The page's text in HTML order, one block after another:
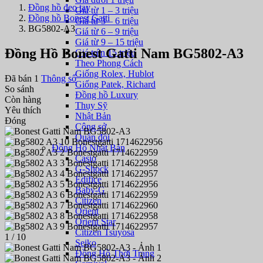
Giá từ 1 – 3 triệu
Giá từ 3 – 6 triệu
Giá từ 6 – 9 triệu
Giá từ 9 – 15 triệu
Giá trên 15 triệu
Theo Phong Cách
Giống Rolex, Hublot
Giống Patek, Richard
Đồng hồ Luxury
Thụy Sỹ
Nhật Bản
Công sở
Quân đội
Đồng Hồ Nhật Bản
Casio
G-Shock
Edifice
Baby-G
Citizen
Orient
Orient Star
Citizen Tsuyosa
Seiko
Đồng Hồ Thời Trang
Đồng hồ đeo tay
Đồng hồ Bonest Gatti
BG5802-A3
Đồng Hồ Bonest Gatti Nam BG5802-A3
Đã bán 1 Thông số
So sánh
Còn hàng
Yêu thích
Đóng
1 / 10